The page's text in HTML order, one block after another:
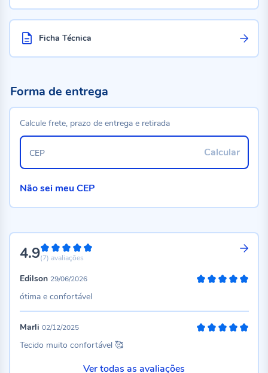
Ficha Técnica
4.998%
(7) avaliações
Edilson 29/06/2026
ótima e confortável
Marli 02/12/2025
Tecido muito confortável 🥰
Ver todas as avaliações
Forma de entrega
Calcule frete, prazo de entrega e retirada
Calcular
CEP
Não sei meu CEP